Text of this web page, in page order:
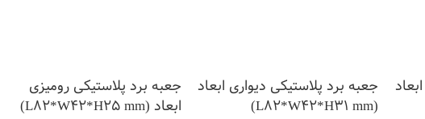
جعبه برد پلاستیکی دیواری ابعاد
(L82*W42*H31 mm)
جعبه برد پلاستیکی رومیزی
ابعاد (L82*W42*H25 mm)